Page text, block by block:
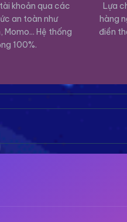
khoản qua các
an toàn như
Momo... Hệ thống
100%.
Lựa
hàng
điền